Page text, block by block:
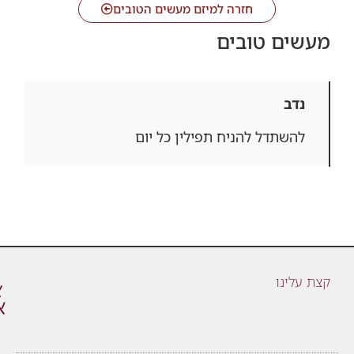
חזרה למיזם מעשים הטובים
מעשים טובים
נדב
להשתדל להניח תפילין כל יום
קצת עלינו